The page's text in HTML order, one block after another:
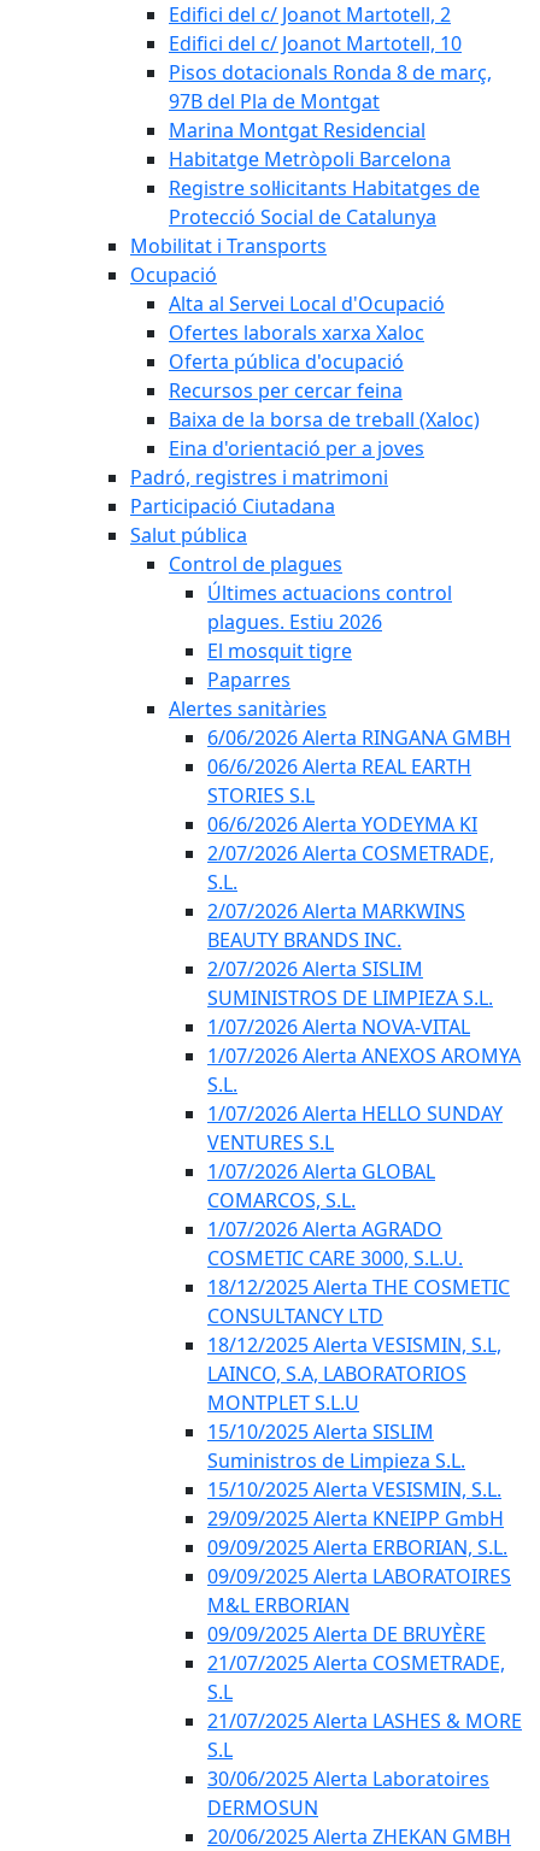
Edifici del c/ Joanot Martotell, 2
Edifici del c/ Joanot Martotell, 10
Pisos dotacionals Ronda 8 de març,
97B del Pla de Montgat
Marina Montgat Residencial
Habitatge Metròpoli Barcelona
Registre sol·licitants Habitatges de
Protecció Social de Catalunya
Mobilitat i Transports
Ocupació
Alta al Servei Local d'Ocupació
Ofertes laborals xarxa Xaloc
Oferta pública d'ocupació
Recursos per cercar feina
Baixa de la borsa de treball (Xaloc)
Eina d'orientació per a joves
Padró, registres i matrimoni
Participació Ciutadana
Salut pública
Control de plagues
Últimes actuacions control
plagues. Estiu 2026
El mosquit tigre
Paparres
Alertes sanitàries
6/06/2026 Alerta RINGANA GMBH
06/6/2026 Alerta REAL EARTH
STORIES S.L
06/6/2026 Alerta YODEYMA KI
2/07/2026 Alerta COSMETRADE,
S.L.
2/07/2026 Alerta MARKWINS
BEAUTY BRANDS INC.
2/07/2026 Alerta SISLIM
SUMINISTROS DE LIMPIEZA S.L.
1/07/2026 Alerta NOVA-VITAL
1/07/2026 Alerta ANEXOS AROMYA
S.L.
1/07/2026 Alerta HELLO SUNDAY
VENTURES S.L
1/07/2026 Alerta GLOBAL
COMARCOS, S.L.
1/07/2026 Alerta AGRADO
COSMETIC CARE 3000, S.L.U.
18/12/2025 Alerta THE COSMETIC
CONSULTANCY LTD
18/12/2025 Alerta VESISMIN, S.L,
LAINCO, S.A, LABORATORIOS
MONTPLET S.L.U
15/10/2025 Alerta SISLIM
Suministros de Limpieza S.L.
15/10/2025 Alerta VESISMIN, S.L.
29/09/2025 Alerta KNEIPP GmbH
09/09/2025 Alerta ERBORIAN, S.L.
09/09/2025 Alerta LABORATOIRES
M&L ERBORIAN
09/09/2025 Alerta DE BRUYÈRE
21/07/2025 Alerta COSMETRADE,
S.L
21/07/2025 Alerta LASHES & MORE
S.L
30/06/2025 Alerta Laboratoires
DERMOSUN
20/06/2025 Alerta ZHEKAN GMBH